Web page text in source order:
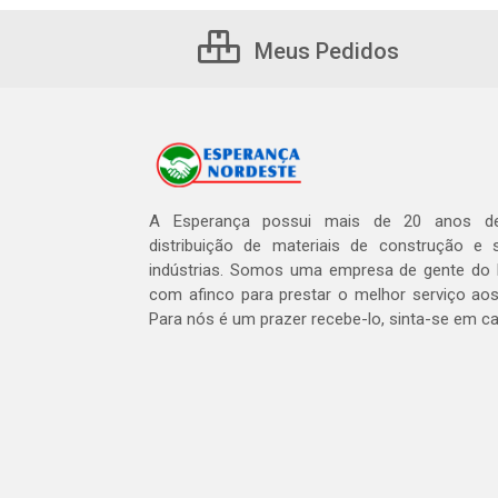
Meus Pedidos
A Esperança possui mais de 20 anos
distribuição de materiais de construção e
indústrias. Somos uma empresa de gente do
com afinco para prestar o melhor serviço
Para nós é um prazer recebe-lo, sinta-se em